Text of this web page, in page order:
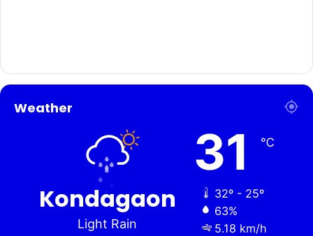
Weather
Kondagaon
Light Rain
31 ℃
32º - 25º
63%
5.18 km/h